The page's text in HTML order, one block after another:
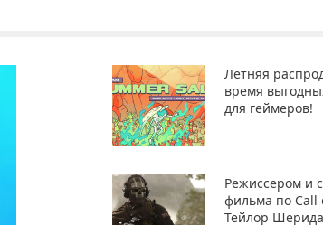
Летняя
время
для геймеров!
Режиссером и
фильма по Call
Тейлор